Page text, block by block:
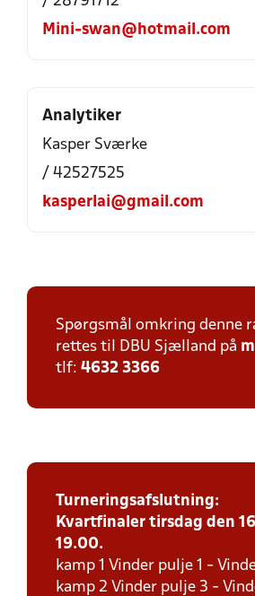
Mini-swan@hotmail.com
Analytiker
Kasper Sværke
/ 42527525
kasperlai@gmail.com
Spørgsmål omkring denne
rettes til DBU Sjælland på
tlf: 4632 3366
Turneringsafslutning:
Kvartfinaler tirsdag den
19.00.
kamp 1 Vinder pulje 1 -
kamp 2 Vinder pulje 3 -